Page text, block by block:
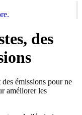
des
émissions pour ne
améliorer les